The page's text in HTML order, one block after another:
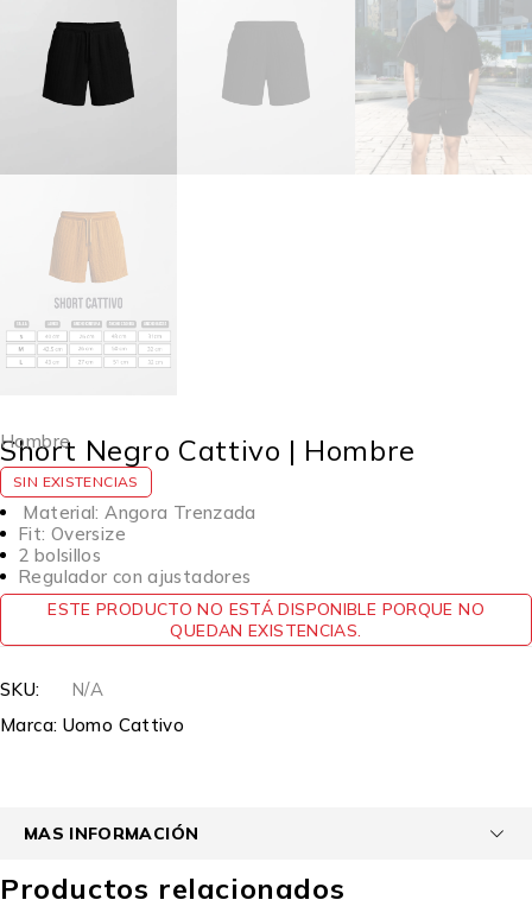
Hombre
Short Negro Cattivo | Hombre
SIN EXISTENCIAS
Material: Angora Trenzada
Fit: Oversize
2 bolsillos
Regulador con ajustadores
ESTE PRODUCTO NO ESTÁ DISPONIBLE PORQUE NO
QUEDAN EXISTENCIAS.
SKU:
N/A
Marca: Uomo Cattivo
MAS INFORMACIÓN
Productos relacionados